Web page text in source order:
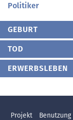
Politiker
GEBURT
TOD
ERWERBSLEBEN
Projekt
Benutzung